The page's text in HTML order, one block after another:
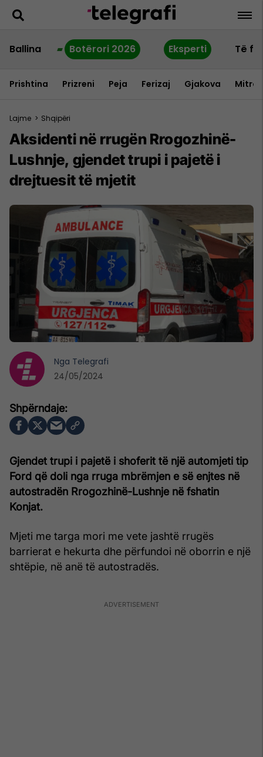
Ballina Botërori 2026 Eksperti Të
Prishtina Prizreni Peja Ferizaj Gjakova
Lajme > Shqipëri
Aksidenti në rrugën Rrogozhinë-
Lushnje, gjendet trupi i pajetë i
drejtuesit të mjetit
Gjendet trupi i pajetë i shoferit të një automjeti tip
Ford që doli nga rruga mbrëmjen e së enjtes në
autostradën Rrogozhinë-Lushnje në fshatin
Konjat.
Mjeti me targa mori me vete jashtë rrugës
barrierat e hekurta dhe përfundoi në oborrin e një
shtëpie, në anë të autostradës.
Nga Telegrafi
24/05/2024